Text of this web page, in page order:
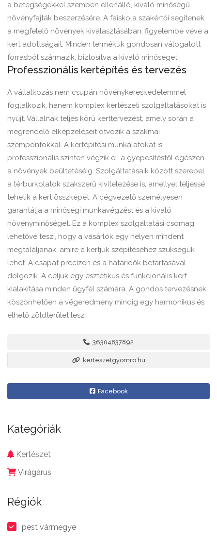
a betegségekkel szemben ellenálló, kiváló minőségű
növényfajták beszerzésére. A faiskola szakértői segítenek
a megfelelő növények kiválasztásában, figyelembe véve a
kert adottságait. Minden termékük gondosan válogatott
forrásból származik, biztosítva a kiváló minőséget.
Professzionális kertépítés és tervezés
A vállalkozás nem csupán növénykereskedelemmel
foglalkozik, hanem komplex kertészeti szolgáltatásokat is
nyújt. Vállalnak teljes körű kerttervezést, amely során a
megrendelő elképzeléseit ötvözik a szakmai
szempontokkal. A kertépítési munkálatokat is
professzionális szinten végzik el, a gyepesítéstől egészen
a növények beültetéséig. Szolgáltatásaik között szerepel
a térburkolatok szakszerű kivitelezése is, amellyel teljessé
tehetik a kert összképét. A cégvezető személyesen
garantálja a minőségi munkavégzést és a kiváló
növényminőséget. Ez a komplex szolgáltatási csomag
lehetővé teszi, hogy a vásárlók egy helyen mindent
megtaláljanak, amire a kertjük szépítéséhez szükségük
lehet. A csapat precízen és a határidők betartásával
dolgozik. A céljuk egy esztétikus és funkcionális kert
kialakítása minden ügyfél számára. A gondos tervezésnek
köszönhetően a végeredmény mindig egy harmonikus és
élhető zöldterület lesz.
36304837892
kerteszetgyomro.hu
Facebook
Kategóriák
Kertészet
Virágárus
Régiók
pest vármegye